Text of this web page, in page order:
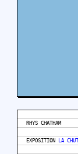
RHYS CHATHAM
EXPOSITION LA